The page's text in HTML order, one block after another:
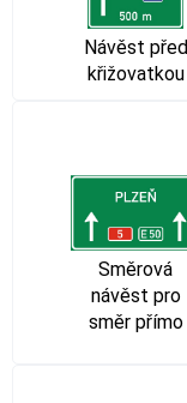
Návěst před
křižovatkou
Směrová
návěst pro
směr přímo